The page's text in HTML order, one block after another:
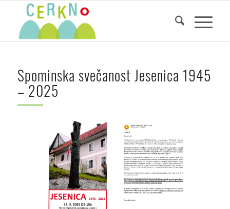
Spominska svečanost Jesenica 1945
– 2025